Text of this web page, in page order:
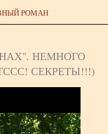
РОМАН
НЕМНОГО
СЕКРЕТЫ!!!)